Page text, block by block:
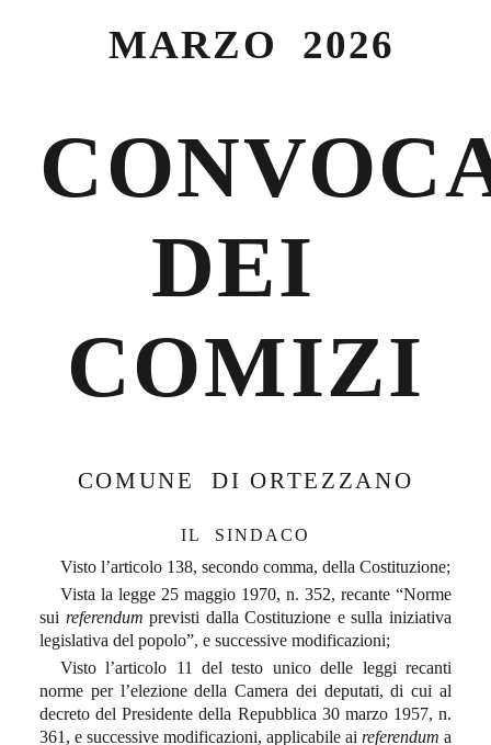
MARZO
2026
DEI
COMIZI
COMUNE DI ORTEZZANO
IL
SINDACO
Visto l’articolo 138, secondo comma, della Costituzione;
Vista la legge 25 maggio 1970, n. 352, recante “Norme
sui referendum previsti dalla Costituzione e sulla iniziativa
legislativa del popolo”, e successive modificazioni;
Visto l’articolo 11 del testo unico delle leggi recanti
norme per l’elezione della Camera dei deputati, di cui al
decreto del Presidente della Repubblica 30 marzo 1957, n.
361, e successive modificazioni, applicabile ai referendum a